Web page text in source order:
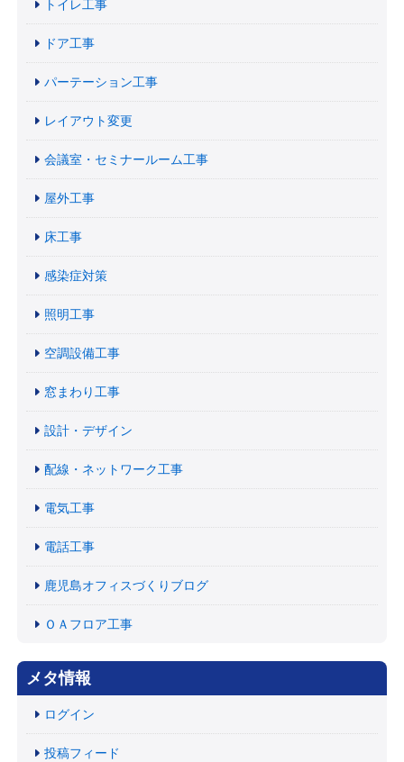
トイレ工事
ドア工事
パーテーション工事
レイアウト変更
会議室・セミナールーム工事
屋外工事
床工事
感染症対策
照明工事
空調設備工事
窓まわり工事
設計・デザイン
配線・ネットワーク工事
電気工事
電話工事
鹿児島オフィスづくりブログ
ＯＡフロア工事
メタ情報
ログイン
投稿フィード